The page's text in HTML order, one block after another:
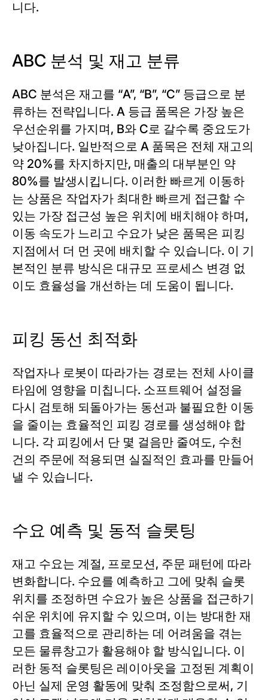
니다.
ABC 분석 및 재고 분류
ABC 분석은 재고를 “A”, “B”, “C” 등급으로 분
류하는 전략입니다. A 등급 품목은 가장 높은
우선순위를 가지며, B와 C로 갈수록 중요도가
낮아집니다. 일반적으로 A 품목은 전체 재고의
약 20%를 차지하지만, 매출의 대부분인 약
80%를 발생시킵니다. 이러한 빠르게 이동하
는 상품은 작업자가 최대한 빠르게 접근할 수
있는 가장 접근성 높은 위치에 배치해야 하며,
이동 속도가 느리고 수요가 낮은 품목은 피킹
지점에서 더 먼 곳에 배치할 수 있습니다. 이 기
본적인 분류 방식은 대규모 프로세스 변경 없
이도 효율성을 개선하는 데 도움이 됩니다.
피킹 동선 최적화
작업자나 로봇이 따라가는 경로는 전체 사이클
타임에 영향을 미칩니다. 소프트웨어 설정을
다시 검토해 되돌아가는 동선과 불필요한 이동
을 줄이는 효율적인 피킹 경로를 생성해야 합
니다. 각 피킹에서 단 몇 걸음만 줄여도, 수천
건의 주문에 적용되면 실질적인 효과를 만들어
낼 수 있습니다.
수요 예측 및 동적 슬롯팅
재고 수요는 계절, 프로모션, 주문 패턴에 따라
변화합니다. 수요를 예측하고 그에 맞춰 슬롯
위치를 조정하면 수요가 높은 상품을 접근하기
쉬운 위치에 유지할 수 있으며, 이는 방대한 재
고를 효율적으로 관리하는 데 어려움을 겪는
모든 물류창고가 활용해야 할 방식입니다. 이
러한 동적 슬롯팅은 레이아웃을 고정된 계획이
아닌 실제 운영 활동에 맞춰 조정함으로써, 기